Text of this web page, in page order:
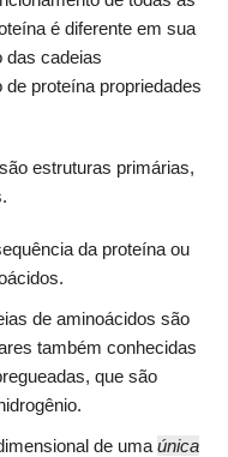
é diferente em sua
das cadeias
proteína propriedades
estruturas primárias,
da proteína ou
de aminoácidos são
também conhecidas
que são
de uma única